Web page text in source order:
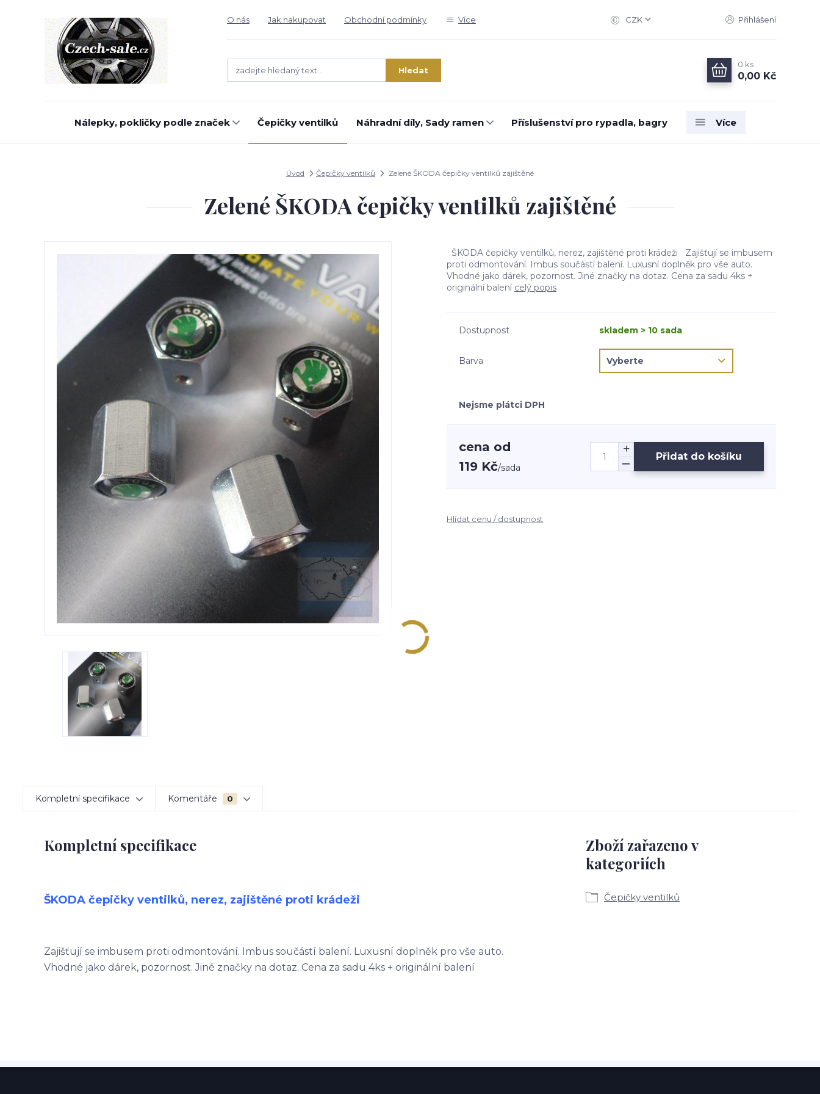
O nás Jak nakupovat Obchodní podmínky Více CZK Přihlášení
Hledat
0 ks
0,00 Kč
Nálepky, pokličky podle značek Čepičky ventilků Náhradní díly, Sady ramen Příslušenství pro rypadla, bagry Více
Úvod Čepičky ventilků Zelené ŠKODA čepičky ventilků zajištěné
Zelené ŠKODA čepičky ventilků zajištěné
ŠKODA čepičky ventilků, nerez, zajištěné proti krádeži Zajišťují se imbusem
proti odmontování. Imbus součástí balení. Luxusní doplněk pro vše auto.
Vhodné jako dárek, pozornost. Jiné značky na dotaz. Cena za sadu 4ks +
originální balení celý popis
Dostupnost skladem > 10 sada
Barva
Nejsme plátci DPH
cena od
119 Kč/sada
Přidat do košíku
Hlídat cenu / dostupnost
Kompletní specifikace Komentáře 0
Kompletní specifikace
ŠKODA čepičky ventilků, nerez, zajištěné proti krádeži
Zajišťují se imbusem proti odmontování. Imbus součástí balení. Luxusní doplněk pro vše auto.
Vhodné jako dárek, pozornost. Jiné značky na dotaz. Cena za sadu 4ks + originální balení
Zboží zařazeno v
kategoriích
Čepičky ventilků